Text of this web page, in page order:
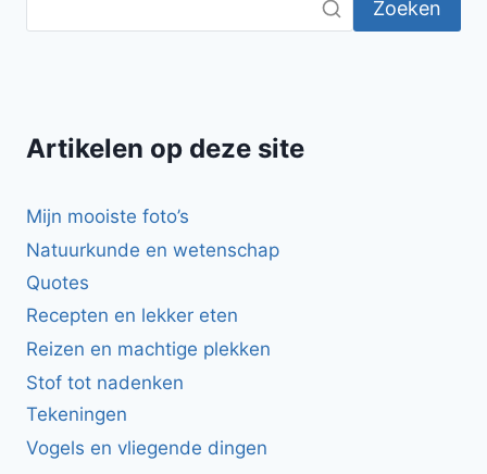
Zoeken
Artikelen op deze site
Mijn mooiste foto’s
Natuurkunde en wetenschap
Quotes
Recepten en lekker eten
Reizen en machtige plekken
Stof tot nadenken
Tekeningen
Vogels en vliegende dingen